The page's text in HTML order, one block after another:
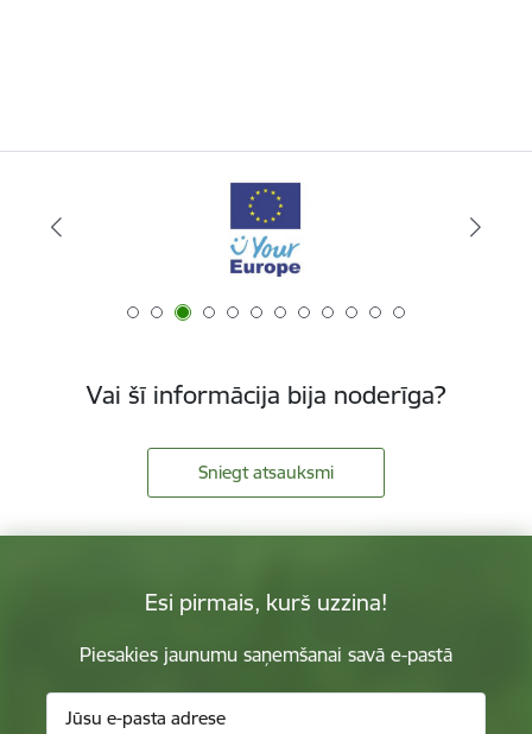
Vai šī informācija bija noderīga?
Sniegt atsauksmi
Esi pirmais, kurš uzzina!
Piesakies jaunumu saņemšanai savā e-pastā